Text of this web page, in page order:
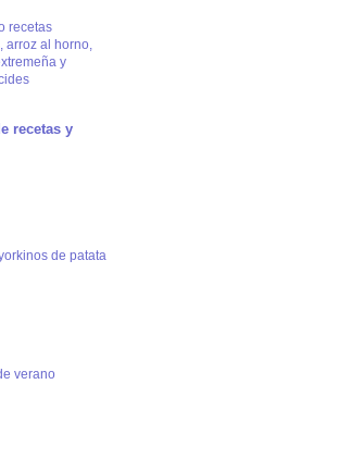
recetas
arroz al horno,
y
recetas y
de patata
verano